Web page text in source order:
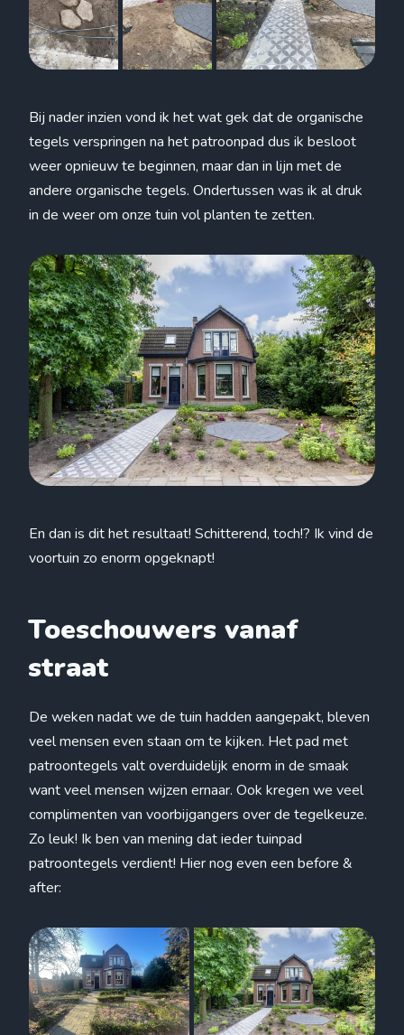
Bij nader inzien vond ik het wat gek dat de organische
tegels verspringen na het patroonpad dus ik besloot
weer opnieuw te beginnen, maar dan in lijn met de
andere organische tegels. Ondertussen was ik al druk
in de weer om onze tuin vol planten te zetten.
En dan is dit het resultaat! Schitterend, toch!? Ik vind de
voortuin zo enorm opgeknapt!
Toeschouwers vanaf
straat
De weken nadat we de tuin hadden aangepakt, bleven
veel mensen even staan om te kijken. Het pad met
patroontegels valt overduidelijk enorm in de smaak
want veel mensen wijzen ernaar. Ook kregen we veel
complimenten van voorbijgangers over de tegelkeuze.
Zo leuk! Ik ben van mening dat ieder tuinpad
patroontegels verdient! Hier nog even een before &
after: